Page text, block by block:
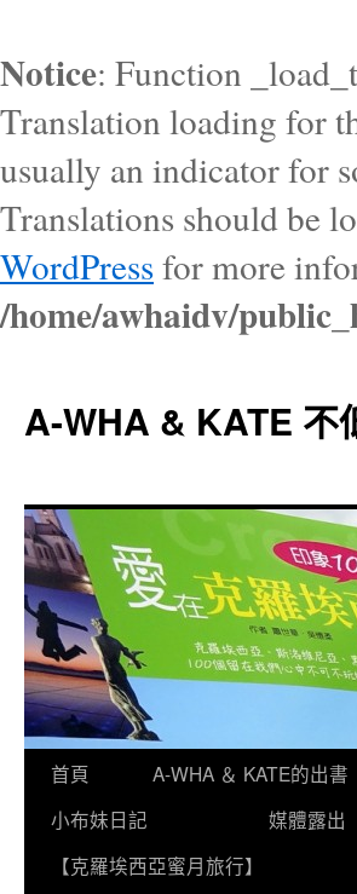
Notice: Function
Translation loading for
usually an indicator for
Translations should be
WordPressfor more
/home/awhaidv/
A-WHA & KATE 不
跳首頁
A-WHA ＆ KATE的出書
小布妹日記
媒體露出
【克羅埃西亞蜜月旅行】